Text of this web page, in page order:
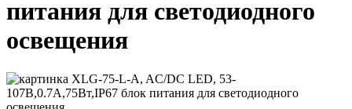
питания для светодиодного
освещения